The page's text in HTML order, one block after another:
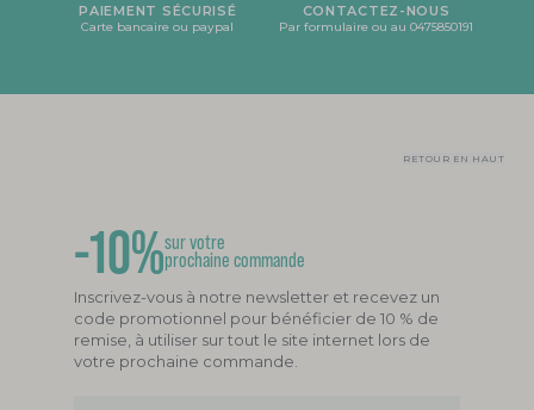
PAIEMENT SÉCURISÉ
Carte bancaire ou paypal
CONTACTEZ-NOUS
Par formulaire ou au 0475850191
RETOUR EN HAUT
-10%sur votre
prochaine commande
Inscrivez-vous à notre newsletter et recevez un
code promotionnel pour bénéficier de 10 % de
remise, à utiliser sur tout le site internet lors de
votre prochaine commande.